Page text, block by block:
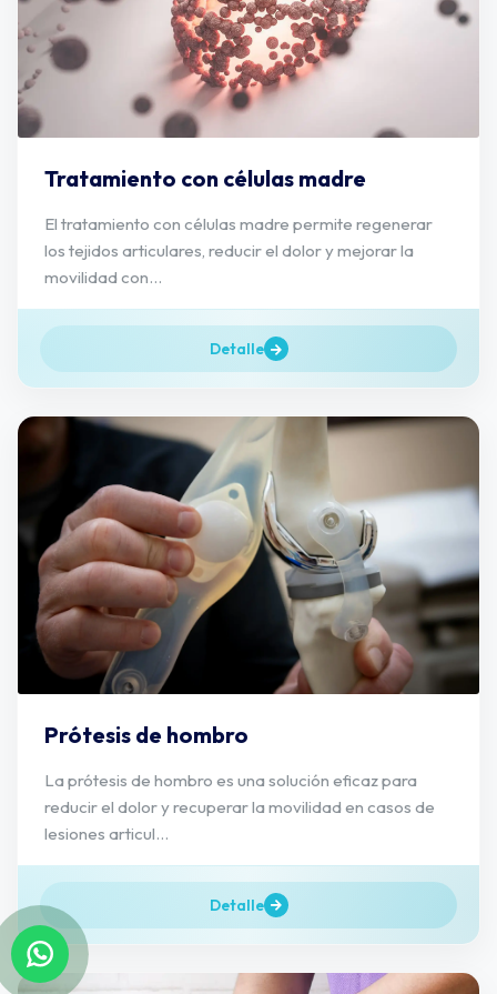
Tratamiento con células madre
El tratamiento con células madre permite regenerar
los tejidos articulares, reducir el dolor y mejorar la
movilidad con...
Detalle
Prótesis de hombro
La prótesis de hombro es una solución eficaz para
reducir el dolor y recuperar la movilidad en casos de
lesiones articul...
Detalle